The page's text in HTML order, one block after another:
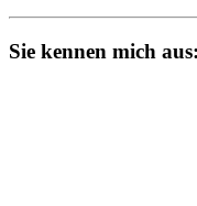
Sie kennen mich aus: